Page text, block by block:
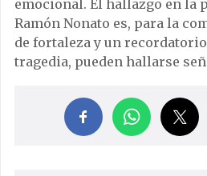
emocional. El hallazgo en la
Ramón Nonato es, para la
de fortaleza y un recordatorio
tragedia, pueden hallarse